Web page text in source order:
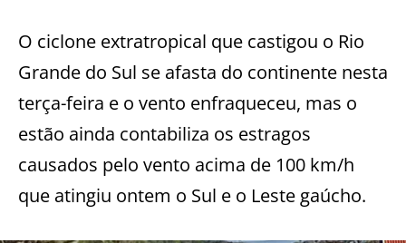
O ciclone extratropical que castigou o Rio
Grande do Sul se afasta do continente nesta
terça-feira e o vento enfraqueceu, mas o
estão ainda contabiliza os estragos
causados pelo vento acima de 100 km/h
que atingiu ontem o Sul e o Leste gaúcho.